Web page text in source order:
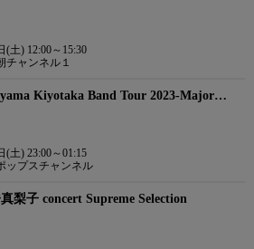
(土) 12:00～15:30
チャンネル１
Kiyotaka Band Tour 2023-Major…
(土) 23:00～01:15
ップスチャンネル
梨子 concert Supreme Selection